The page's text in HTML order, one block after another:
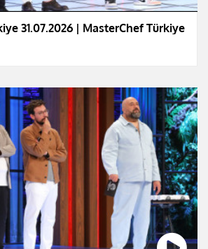
31.07.2026 | MasterChef Türkiye